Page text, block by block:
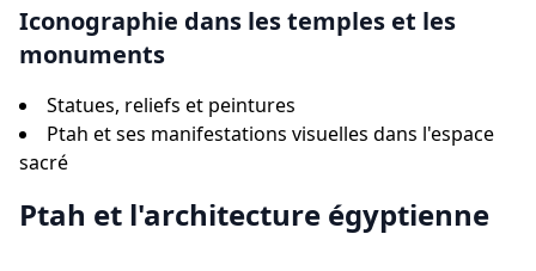
Iconographie dans les temples et les
monuments
Statues, reliefs et peintures
Ptah et ses manifestations visuelles dans l'espace
sacré
Ptah et l'architecture égyptienne